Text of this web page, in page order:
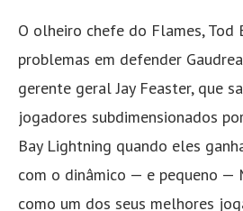
O olheiro chefe do Flames, Tod
problemas em defender
gerente geral Jay Feaster, que
jogadores subdimensionados
Bay Lightning quando eles
com o dinâmico — e pequeno —
como um dos seus melhores